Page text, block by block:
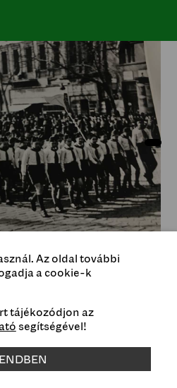
the March 15 ceremony,
Fényképtár / Hungarian
Photo Department
Az oldal további
a cookie-k
tájékozódjon az
segítségével!